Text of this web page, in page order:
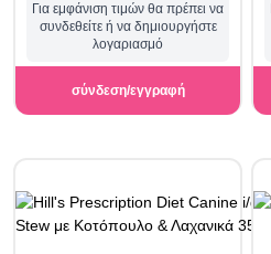
Για εμφάνιση τιμών θα πρέπει να
συνδεθείτε ή να δημιουργήστε
λογαριασμό
σύνδεση/εγγραφή